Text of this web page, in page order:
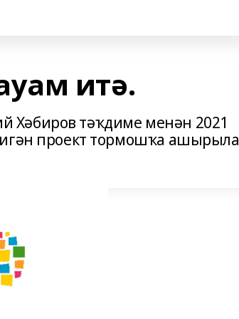
итә.
Хәбиров тәҡдиме менән 2021
проект тормошҡа ашырыла